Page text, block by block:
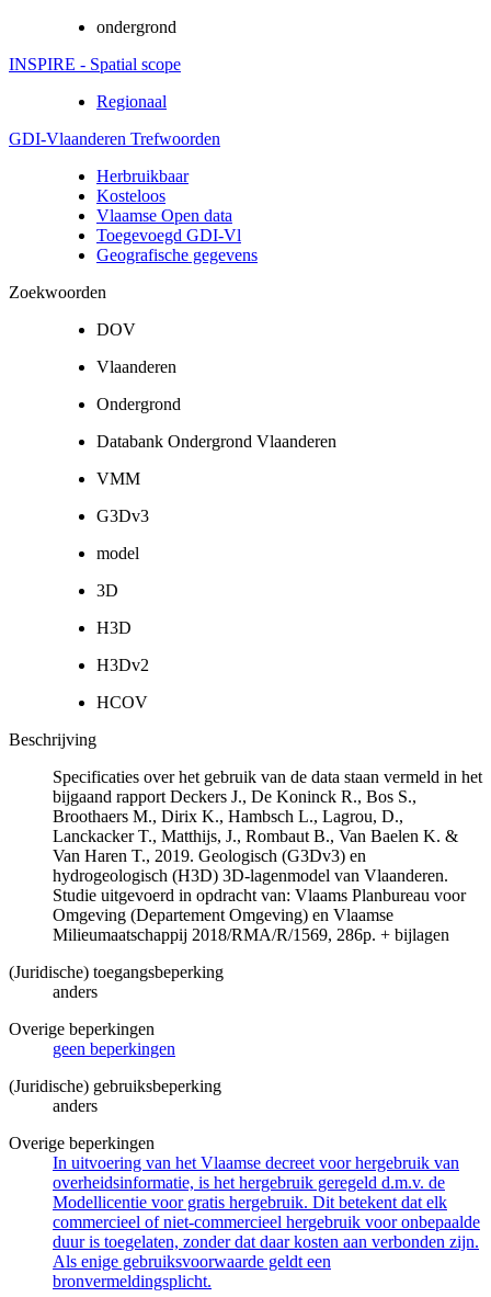
ondergrond
INSPIRE - Spatial scope
Regionaal
GDI-Vlaanderen Trefwoorden
Herbruikbaar
Kosteloos
Vlaamse Open data
Toegevoegd GDI-Vl
Geografische gegevens
Zoekwoorden
DOV
Vlaanderen
Ondergrond
Databank Ondergrond Vlaanderen
VMM
G3Dv3
model
3D
H3D
H3Dv2
HCOV
Beschrijving
Specificaties over het gebruik van de data staan vermeld in het
bijgaand rapport Deckers J., De Koninck R., Bos S.,
Broothaers M., Dirix K., Hambsch L., Lagrou, D.,
Lanckacker T., Matthijs, J., Rombaut B., Van Baelen K. &
Van Haren T., 2019. Geologisch (G3Dv3) en
hydrogeologisch (H3D) 3D-lagenmodel van Vlaanderen.
Studie uitgevoerd in opdracht van: Vlaams Planbureau voor
Omgeving (Departement Omgeving) en Vlaamse
Milieumaatschappij 2018/RMA/R/1569, 286p. + bijlagen
(Juridische) toegangsbeperking
anders
Overige beperkingen
geen beperkingen
(Juridische) gebruiksbeperking
anders
Overige beperkingen
In uitvoering van het Vlaamse decreet voor hergebruik van
overheidsinformatie, is het hergebruik geregeld d.m.v. de
Modellicentie voor gratis hergebruik. Dit betekent dat elk
commercieel of niet-commercieel hergebruik voor onbepaalde
duur is toegelaten, zonder dat daar kosten aan verbonden zijn.
Als enige gebruiksvoorwaarde geldt een
bronvermeldingsplicht.